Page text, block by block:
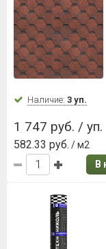
Наличие: 3 уп.
1 747 руб. / уп.
582.33 руб. / м2
В